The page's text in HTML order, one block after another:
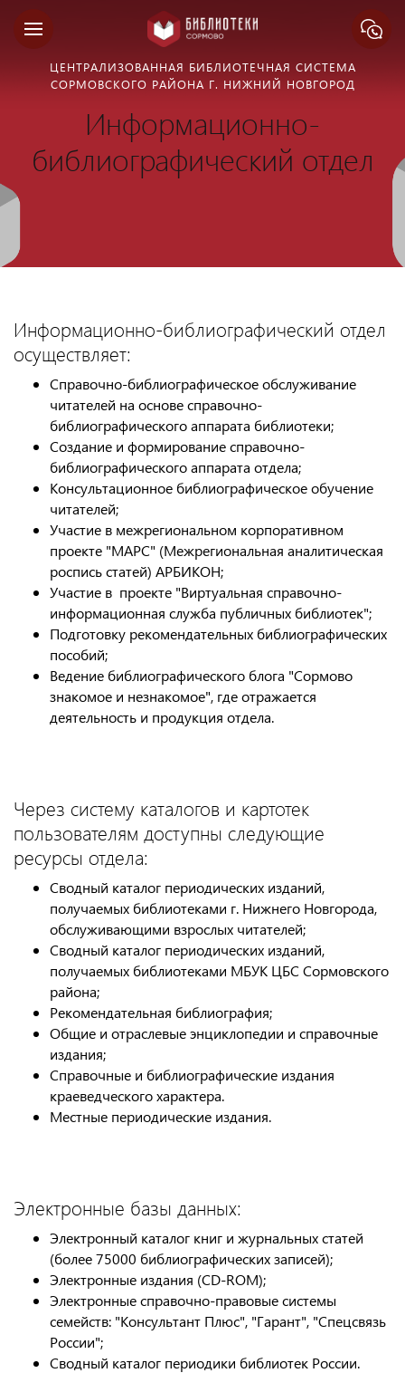
ЦЕНТРАЛИЗОВАННАЯ БИБЛИОТЕЧНАЯ СИСТЕМА
СОРМОВСКОГО РАЙОНА Г. НИЖНИЙ НОВГОРОД
Информационно-
библиографический отдел
Информационно-библиографический отдел
осуществляет:
Справочно-библиографическое обслуживание
читателей на основе справочно-
библиографического аппарата библиотеки;
Создание и формирование справочно-
библиографического аппарата отдела;
Консультационное библиографическое обучение
читателей;
Участие в межрегиональном корпоративном
проекте "МАРС" (Межрегиональная аналитическая
роспись статей) АРБИКОН;
Участие в проекте "Виртуальная справочно-
информационная служба публичных библиотек";
Подготовку рекомендательных библиографических
пособий;
Ведение библиографического блога "Сормово
знакомое и незнакомое", где отражается
деятельность и продукция отдела.
Через систему каталогов и картотек
пользователям доступны следующие
ресурсы отдела:
Сводный каталог периодических изданий,
получаемых библиотеками г. Нижнего Новгорода,
обслуживающими взрослых читателей;
Сводный каталог периодических изданий,
получаемых библиотеками МБУК ЦБС Сормовского
района;
Рекомендательная библиография;
Общие и отраслевые энциклопедии и справочные
издания;
Справочные и библиографические издания
краеведческого характера.
Местные периодические издания.
Электронные базы данных:
Электронный каталог книг и журнальных статей
(более 75000 библиографических записей);
Электронные издания (СD-ROM);
Электронные справочно-правовые системы
семейств: "Консультант Плюс", "Гарант", "Спецсвязь
России";
Сводный каталог периодики библиотек России.